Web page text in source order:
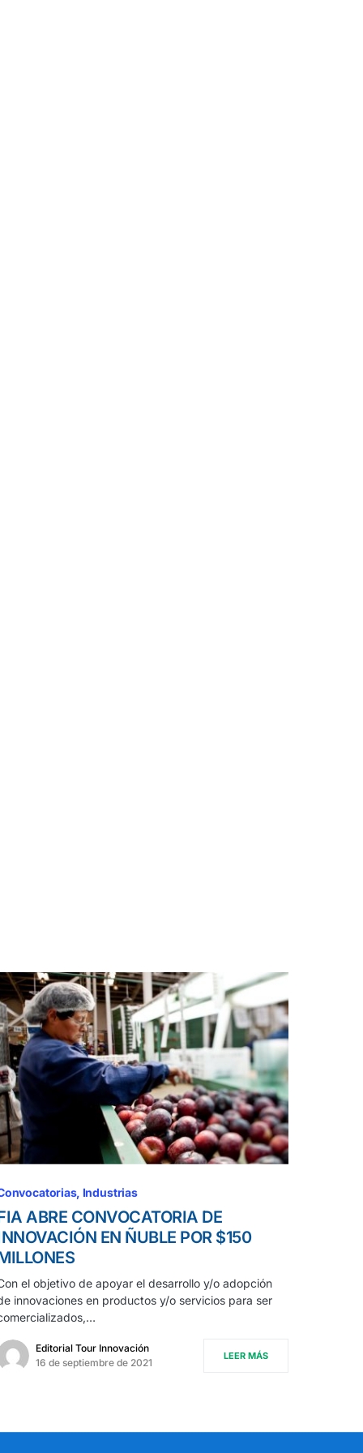
Industrias
ABRE CONVOCATORIA DE
EN ÑUBLE POR $150
el objetivo de apoyar el desarrollo y/o adopción
innovaciones en productos y/o servicios para ser
Editorial Tour Innovación
16 de septiembre de 2021
LEER MÁS